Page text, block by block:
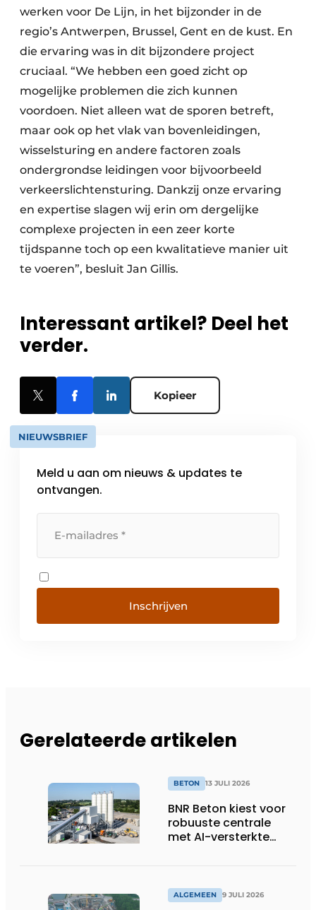
werken voor De Lijn, in het bijzonder in de
regio’s Antwerpen, Brussel, Gent en de kust. En
die ervaring was in dit bijzondere project
cruciaal. “We hebben een goed zicht op
mogelijke problemen die zich kunnen
voordoen. Niet alleen wat de sporen betreft,
maar ook op het vlak van bovenleidingen,
wisselsturing en andere factoren zoals
ondergrondse leidingen voor bijvoorbeeld
verkeerslichtensturing. Dankzij onze ervaring
en expertise slagen wij erin om dergelijke
complexe projecten in een zeer korte
tijdspanne toch op een kwalitatieve manier uit
te voeren”, besluit Jan Gillis.
Interessant artikel? Deel het
verder.
Kopieer
NIEUWSBRIEF
Meld u aan om nieuws & updates te
ontvangen.
Inschrijven
Gerelateerde artikelen
BETON 13 JULI 2026
BNR Beton kiest voor
robuuste centrale
met AI-versterkte
ALGEMEEN 9 JULI 2026